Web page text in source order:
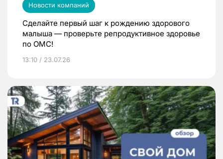
Новости компаний
Сделайте первый шаг к рождению здорового
малыша — проверьте репродуктивное здоровье
по ОМС!
13:10 / 23.07.26